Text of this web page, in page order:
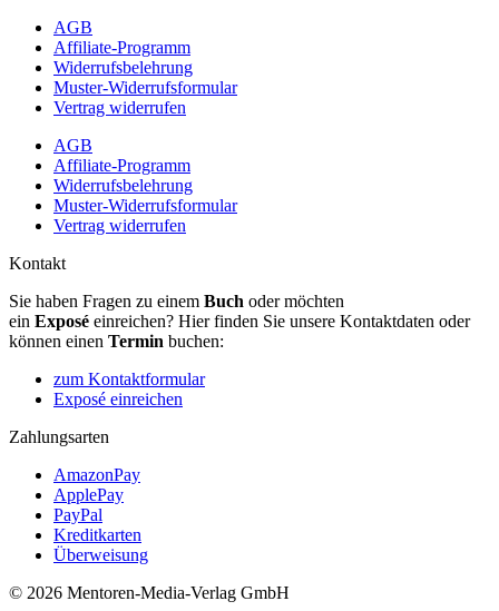
AGB
Affiliate-Programm
Widerrufsbelehrung
Muster-Widerrufsformular
Vertrag widerrufen
AGB
Affiliate-Programm
Widerrufsbelehrung
Muster-Widerrufsformular
Vertrag widerrufen
Kontakt
Sie haben Fragen zu einem Buch oder möchten
ein Exposé einreichen? Hier finden Sie unsere Kontaktdaten oder
können einen Termin buchen:
zum Kontaktformular
Exposé einreichen
Zahlungsarten
AmazonPay
ApplePay
PayPal
Kreditkarten
Überweisung
© 2026 Mentoren-Media-Verlag GmbH